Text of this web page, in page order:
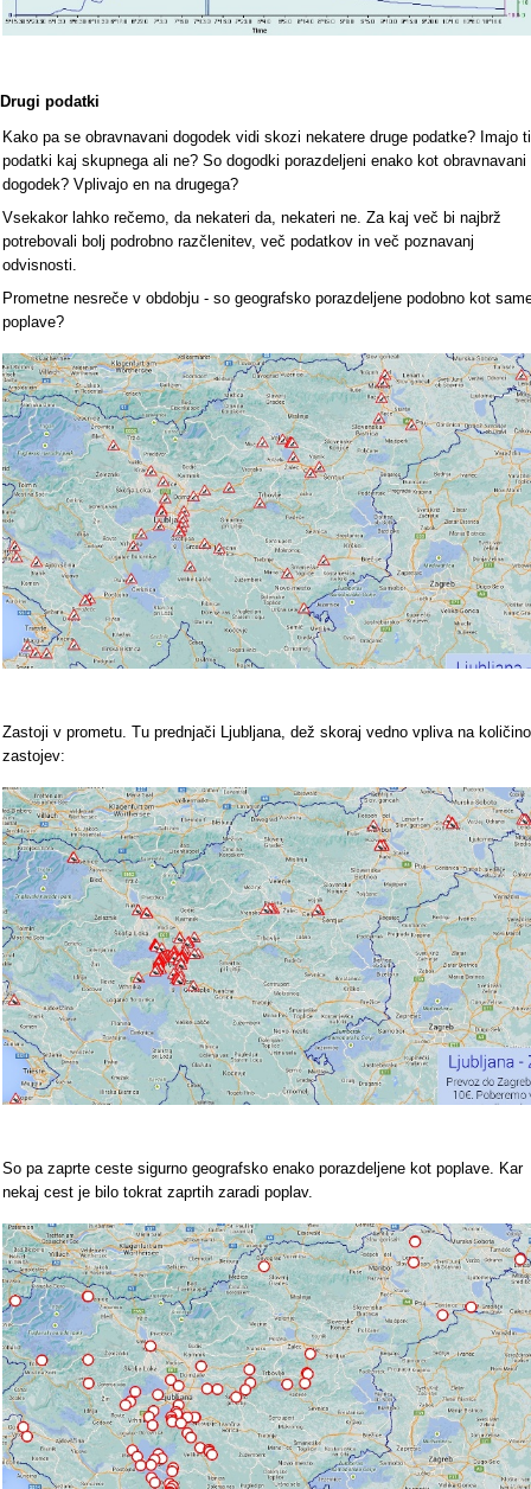
Drugi podatki
Kako pa se obravnavani dogodek vidi skozi nekatere druge podatke? Imajo ti
podatki kaj skupnega ali ne? So dogodki porazdeljeni enako kot obravnavani
dogodek? Vplivajo en na drugega?
Vsekakor lahko rečemo, da nekateri da, nekateri ne. Za kaj več bi najbrž
potrebovali bolj podrobno razčlenitev, več podatkov in več poznavanj
odvisnosti.
Prometne nesreče v obdobju - so geografsko porazdeljene podobno kot
poplave?
Zastoji v prometu. Tu prednjači Ljubljana, dež skoraj vedno vpliva na količino
zastojev:
So pa zaprte ceste sigurno geografsko enako porazdeljene kot poplave. Kar
nekaj cest je bilo tokrat zaprtih zaradi poplav.